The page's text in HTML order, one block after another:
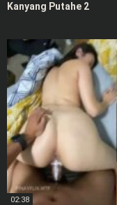
Kanyang Putahe 2
02:38